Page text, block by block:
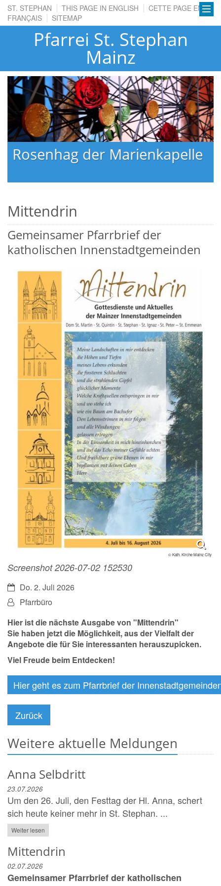
ST. STEPHAN THIS PAGE IN ENGLISH
CETTE PAGE EN
FRANÇAIS
SITEMAP
Pfarrei St. Stephan
Mainz
Rosenhag der Marienkapelle
Mittendrin
Gemeinsamer Pfarrbrief der
katholischen Innenstadtgemeinden
© Kath. Kirche Mainz City
Screenshot 2026-07-02 152530
Datum:Do. 2. Juli 2026
Von:Pfarrbüro
Hier ist die nächste Ausgabe von "Mittendrin"
Sie haben jetzt die Möglichkeit, aus der Vielfalt der
Angebote die für Sie interessanten herauszupicken.
Viel Freude beim Entdecken!
Hier geht es zum Pfarrbrief der
Zurück
Weitere aktuelle Meldungen
Anna Selbdritt
23.07.2026
Um den 26. Juli, den Festtag der Hl. Anna, schert
sich heute keiner mehr in St. Stephan. ...
Weiter lesen
Mittendrin
02.07.2026
Gemeinsamer Pfarrbrief der katholischen